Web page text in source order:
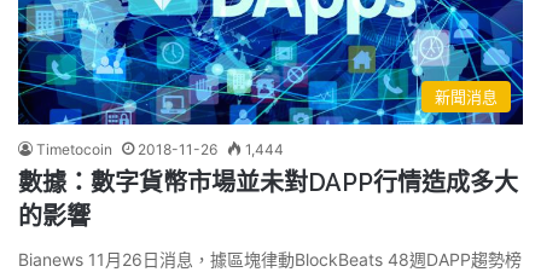
新聞消息
Timetocoin 2018-11-26 1,444
數據：數字貨幣市場並未對DAPP行情造成多大
的影響
Bianews 11月26日消息，據區塊律動BlockBeats 48週DAPP趨勢榜